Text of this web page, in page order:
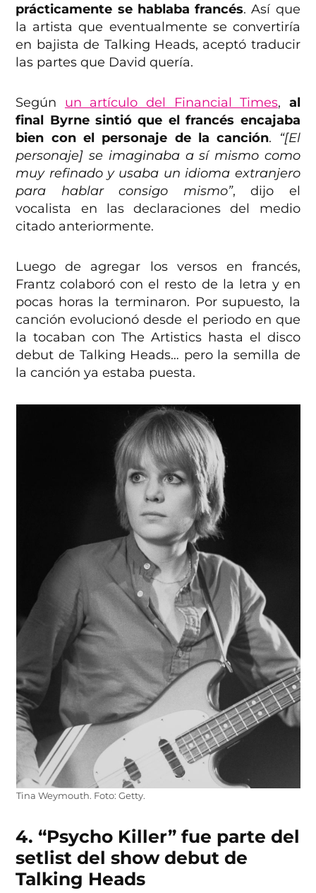
prácticamente se hablaba francés. Así que
la artista que eventualmente se convertiría
en bajista de Talking Heads, aceptó traducir
las partes que David quería.
Según un artículo del Financial Times, al
final Byrne sintió que el francés encajaba
bien con el personaje de la canción.
“[El
personaje] se imaginaba a sí mismo como
muy refinado y usaba un idioma extranjero
para hablar consigo mismo”, dijo el
vocalista en las declaraciones del medio
citado anteriormente.
Luego de agregar los versos en francés,
Frantz colaboró con el resto de la letra y en
pocas horas la terminaron. Por supuesto, la
canción evolucionó desde el periodo en que
la tocaban con The Artistics hasta el disco
debut de Talking Heads… pero la semilla de
la canción ya estaba puesta.
Tina Weymouth. Foto: Getty.
4. “Psycho Killer” fue parte del
setlist del show debut de
Talking Heads